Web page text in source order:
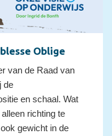
Oblige
van de Raad van
de
en schaal. Wat
richting te
gewicht in de